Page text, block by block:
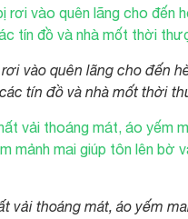
vào quên lãng cho đến
tín đồ và nhà mốt thời
vải thoáng mát, áo yếm